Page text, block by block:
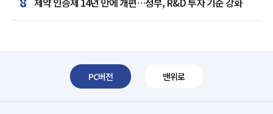
PC버전 맨위로